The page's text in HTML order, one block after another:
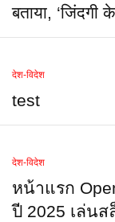
बताया, ‘जिंदगी
देश-विदेश
test
देश-विदेश
หน้าแรก
ปี 2025 เล่น